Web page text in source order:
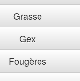
Grasse
Gex
Fougères